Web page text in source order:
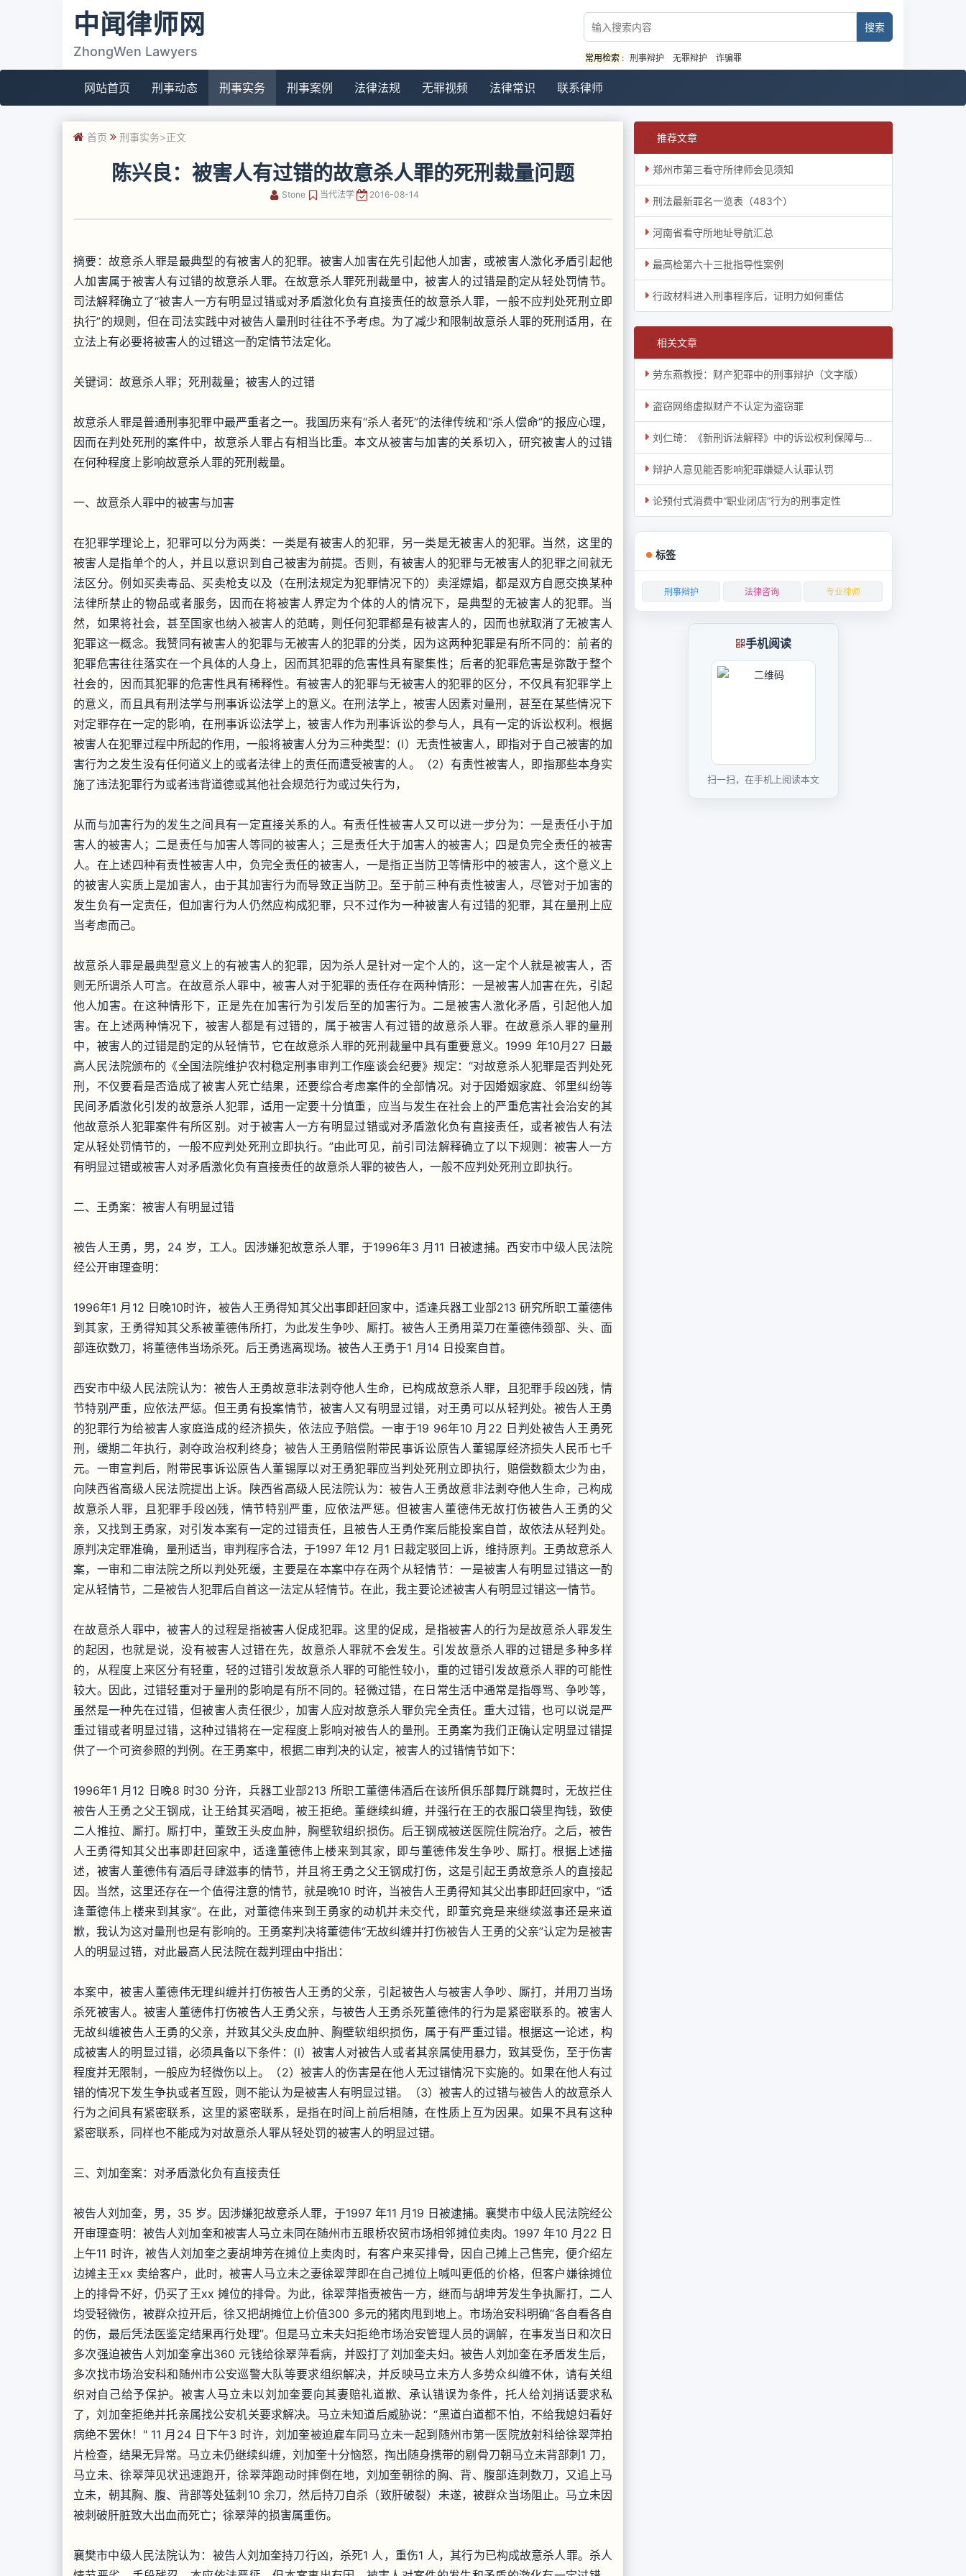
中闻律师网
ZhongWen Lawyers 常用检索 : 刑事辩护 无罪辩护 诈骗罪
网站首页 刑事动态 刑事实务 刑事案例 法律法规 无罪视频 法律常识 联系律师
首页 刑事实务>正文
陈兴良：被害人有过错的故意杀人罪的死刑裁量问题
Stone 当代法学 2016-08-14
摘要：故意杀人罪是最典型的有被害人的犯罪。被害人加害在先引起他人加害，或被害人激化矛盾引起他
人加害属于被害人有过错的故意杀人罪。在故意杀人罪死刑裁量中，被害人的过错是酌定从轻处罚情节。
司法解释确立了“被害人一方有明显过错或对矛盾激化负有直接责任的故意杀人罪，一般不应判处死刑立即
执行”的规则，但在司法实践中对被告人量刑时往往不予考虑。为了减少和限制故意杀人罪的死刑适用，在
立法上有必要将被害人的过错这一酌定情节法定化。
关键词：故意杀人罪；死刑裁量；被害人的过错
故意杀人罪是普通刑事犯罪中最严重者之一。我国历来有“杀人者死”的法律传统和“杀人偿命”的报应心理，
因而在判处死刑的案件中，故意杀人罪占有相当比重。本文从被害与加害的关系切入，研究被害人的过错
在何种程度上影响故意杀人罪的死刑裁量。
一、故意杀人罪中的被害与加害
在犯罪学理论上，犯罪可以分为两类：一类是有被害人的犯罪，另一类是无被害人的犯罪。当然，这里的
被害人是指单个的人，并且以意识到自己被害为前提。否则，有被害人的犯罪与无被害人的犯罪之间就无
法区分。例如买卖毒品、买卖枪支以及（在刑法规定为犯罪情况下的）卖淫嫖娼，都是双方自愿交换某种
法律所禁止的物品或者服务，因而在将被害人界定为个体的人的情况下，是典型的无被害人的犯罪。当
然，如果将社会，甚至国家也纳入被害人的范畴，则任何犯罪都是有被害人的，因而也就取消了无被害人
犯罪这一概念。我赞同有被害人的犯罪与无被害人的犯罪的分类，因为这两种犯罪是有所不同的：前者的
犯罪危害往往落实在一个具体的人身上，因而其犯罪的危害性具有聚集性；后者的犯罪危害是弥散于整个
社会的，因而其犯罪的危害性具有稀释性。有被害人的犯罪与无被害人的犯罪的区分，不仅具有犯罪学上
的意义，而且具有刑法学与刑事诉讼法学上的意义。在刑法学上，被害人因素对量刑，甚至在某些情况下
对定罪存在一定的影响，在刑事诉讼法学上，被害人作为刑事诉讼的参与人，具有一定的诉讼权利。根据
被害人在犯罪过程中所起的作用，一般将被害人分为三种类型：(l）无责性被害人，即指对于自己被害的加
害行为之发生没有任何道义上的或者法律上的责任而遭受被害的人。（2）有责性被害人，即指那些本身实
施了违法犯罪行为或者违背道德或其他社会规范行为或过失行为，
从而与加害行为的发生之间具有一定直接关系的人。有责任性被害人又可以进一步分为：一是责任小于加
害人的被害人；二是责任与加害人等同的被害人；三是责任大于加害人的被害人；四是负完全责任的被害
人。在上述四种有责性被害人中，负完全责任的被害人，一是指正当防卫等情形中的被害人，这个意义上
的被害人实质上是加害人，由于其加害行为而导致正当防卫。至于前三种有责性被害人，尽管对于加害的
发生负有一定责任，但加害行为人仍然应构成犯罪，只不过作为一种被害人有过错的犯罪，其在量刑上应
当考虑而己。
故意杀人罪是最典型意义上的有被害人的犯罪，因为杀人是针对一定个人的，这一定个人就是被害人，否
则无所谓杀人可言。在故意杀人罪中，被害人对于犯罪的责任存在两种情形：一是被害人加害在先，引起
他人加害。在这种情形下，正是先在加害行为引发后至的加害行为。二是被害人激化矛盾，引起他人加
害。在上述两种情况下，被害人都是有过错的，属于被害人有过错的故意杀人罪。在故意杀人罪的量刑
中，被害人的过错是酌定的从轻情节，它在故意杀人罪的死刑裁量中具有重要意义。1999 年10月27 日最
高人民法院颁布的《全国法院维护农村稳定刑事审判工作座谈会纪要》规定：“对故意杀人犯罪是否判处死
刑，不仅要看是否造成了被害人死亡结果，还要综合考虑案件的全部情况。对于因婚姻家庭、邻里纠纷等
民间矛盾激化引发的故意杀人犯罪，适用一定要十分慎重，应当与发生在社会上的严重危害社会治安的其
他故意杀人犯罪案件有所区别。对于被害人一方有明显过错或对矛盾激化负有直接责任，或者被告人有法
定从轻处罚情节的，一般不应判处死刑立即执行。”由此可见，前引司法解释确立了以下规则：被害人一方
有明显过错或被害人对矛盾激化负有直接责任的故意杀人罪的被告人，一般不应判处死刑立即执行。
二、王勇案：被害人有明显过错
被告人王勇，男，24 岁，工人。因涉嫌犯故意杀人罪，于1996年3 月11 日被逮捕。西安市中级人民法院
经公开审理查明：
1996年1 月12 日晚10时许，被告人王勇得知其父出事即赶回家中，适逢兵器工业部213 研究所职工董德伟
到其家，王勇得知其父系被董德伟所打，为此发生争吵、厮打。被告人王勇用菜刀在董德伟颈部、头、面
部连砍数刀，将董德伟当场杀死。后王勇逃离现场。被告人王勇于1 月14 日投案自首。
西安市中级人民法院认为：被告人王勇故意非法剥夺他人生命，已构成故意杀人罪，且犯罪手段凶残，情
节特别严重，应依法严惩。但王勇有投案情节，被害人又有明显过错，对王勇可以从轻判处。被告人王勇
的犯罪行为给被害人家庭造成的经济损失，依法应予赔偿。一审于19 96年10 月22 日判处被告人王勇死
刑，缓期二年执行，剥夺政治权利终身；被告人王勇赔偿附带民事诉讼原告人董锡厚经济损失人民币七千
元。一审宣判后，附带民事诉讼原告人董锡厚以对王勇犯罪应当判处死刑立即执行，赔偿数额太少为由，
向陕西省高级人民法院提出上诉。陕西省高级人民法院认为：被告人王勇故意非法剥夺他人生命，己构成
故意杀人罪，且犯罪手段凶残，情节特别严重，应依法严惩。但被害人董德伟无故打伤被告人王勇的父
亲，又找到王勇家，对引发本案有一定的过错责任，且被告人王勇作案后能投案自首，故依法从轻判处。
原判决定罪准确，量刑适当，审判程序合法，于1997 年12 月1 日裁定驳回上诉，维持原判。王勇故意杀人
案，一审和二审法院之所以判处死缓，主要是在本案中存在两个从轻情节：一是被害人有明显过错这一酌
定从轻情节，二是被告人犯罪后自首这一法定从轻情节。在此，我主要论述被害人有明显过错这一情节。
在故意杀人罪中，被害人的过程是指被害人促成犯罪。这里的促成，是指被害人的行为是故意杀人罪发生
的起因，也就是说，没有被害人过错在先，故意杀人罪就不会发生。引发故意杀人罪的过错是多种多样
的，从程度上来区分有轻重，轻的过错引发故意杀人罪的可能性较小，重的过错引发故意杀人罪的可能性
较大。因此，过错轻重对于量刑的影响是有所不同的。轻微过错，在日常生活中通常是指辱骂、争吵等，
虽然是一种先在过错，但被害人责任很少，加害人应对故意杀人罪负完全责任。重大过错，也可以说是严
重过错或者明显过错，这种过错将在一定程度上影响对被告人的量刑。王勇案为我们正确认定明显过错提
供了一个可资参照的判例。在王勇案中，根据二审判决的认定，被害人的过错情节如下：
1996年1 月12 日晚8 时30 分许，兵器工业部213 所职工董德伟酒后在该所俱乐部舞厅跳舞时，无故拦住
被告人王勇之父王钢成，让王给其买酒喝，被王拒绝。董继续纠缠，并强行在王的衣服口袋里掏钱，致使
二人推拉、厮打。厮打中，董致王头皮血肿，胸壁软组织损伤。后王钢成被送医院住院治疗。之后，被告
人王勇得知其父出事即赶回家中，适逢董德伟上楼来到其家，即与董德伟发生争吵、厮打。根据上述描
述，被害人董德伟有酒后寻肆滋事的情节，并且将王勇之父王钢成打伤，这是引起王勇故意杀人的直接起
因。当然，这里还存在一个值得注意的情节，就是晚10 时许，当被告人王勇得知其父出事即赶回家中，“适
逢董德伟上楼来到其家”。在此，对董德伟来到王勇家的动机并未交代，即董究竟是来继续滋事还是来道
歉，我认为这对量刑也是有影响的。王勇案判决将董德伟“无故纠缠并打伤被告人王勇的父亲”认定为是被害
人的明显过错，对此最高人民法院在裁判理由中指出：
本案中，被害人董德伟无理纠缠并打伤被告人王勇的父亲，引起被告人与被害人争吵、厮打，并用刀当场
杀死被害人。被害人董德伟打伤被告人王勇父亲，与被告人王勇杀死董德伟的行为是紧密联系的。被害人
无故纠缠被告人王勇的父亲，并致其父头皮血肿、胸壁软组织损伤，属于有严重过错。根据这一论述，构
成被害人的明显过错，必须具备以下条件：(l）被害人对被告人或者其亲属使用暴力，致其受伤，至于伤害
程度并无限制，一般应为轻微伤以上。（2）被害人的伤害是在他人无过错情况下实施的。如果在他人有过
错的情况下发生争执或者互殴，则不能认为是被害人有明显过错。（3）被害人的过错与被告人的故意杀人
行为之间具有紧密联系，这里的紧密联系，是指在时间上前后相随，在性质上互为因果。如果不具有这种
紧密联系，同样也不能成为对故意杀人罪从轻处罚的被害人的明显过错。
三、刘加奎案：对矛盾激化负有直接责任
被告人刘加奎，男，35 岁。因涉嫌犯故意杀人罪，于1997 年11 月19 日被逮捕。襄樊市中级人民法院经公
开审理查明：被告人刘加奎和被害人马立未同在随州市五眼桥农贸市场相邻摊位卖肉。1997 年10 月22 日
上午11 时许，被告人刘加奎之妻胡坤芳在摊位上卖肉时，有客户来买排骨，因自己摊上己售完，便介绍左
边摊主王xx 卖给客户，此时，被害人马立未之妻徐翠萍即在自己摊位上喊叫更低的价格，但客户嫌徐摊位
上的排骨不好，仍买了王xx 摊位的排骨。为此，徐翠萍指责被告一方，继而与胡坤芳发生争执厮打，二人
均受轻微伤，被群众拉开后，徐又把胡摊位上价值300 多元的猪肉甩到地上。市场治安科明确“各自看各自
的伤，最后凭法医鉴定结果再行处理”。但是马立未夫妇拒绝市场治安管理人员的调解，在事发当日和次日
多次强迫被告人刘加奎拿出360 元钱给徐翠萍看病，并殴打了刘加奎夫妇。被告人刘加奎在矛盾发生后，
多次找市场治安科和随州市公安巡警大队等要求组织解决，并反映马立未方人多势众纠缠不休，请有关组
织对自己给予保护。被害人马立未以刘加奎要向其妻赔礼道歉、承认错误为条件，托人给刘捎话要求私
了，刘加奎拒绝并托亲属找公安机关要求解决。马立未知道后威胁说：“黑道白道都不怕，不给我媳妇看好
病绝不罢休！" 11 月24 日下午3 时许，刘加奎被迫雇车同马立未一起到随州市第一医院放射科给徐翠萍拍
片检查，结果无异常。马立未仍继续纠缠，刘加奎十分恼怒，掏出随身携带的剔骨刀朝马立未背部刺1 刀，
马立未、徐翠萍见状迅速跑开，徐翠萍跑动时摔倒在地，刘加奎朝徐的胸、背、腹部连刺数刀，又追上马
立未，朝其胸、腹、背部等处猛刺10 余刀，然后持刀自杀（致肝破裂）未遂，被群众当场阻止。马立未因
被刺破肝脏致大出血而死亡；徐翠萍的损害属重伤。
襄樊市中级人民法院认为：被告人刘加奎持刀行凶，杀死1 人，重伤1 人，其行为已构成故意杀人罪。杀人
推荐文章
郑州市第三看守所律师会见须知
刑法最新罪名一览表（483个）
河南省看守所地址导航汇总
最高检第六十三批指导性案例
行政材料进入刑事程序后，证明力如何重估
相关文章
劳东燕教授：财产犯罪中的刑事辩护（文字版）
盗窃网络虚拟财产不认定为盗窃罪
刘仁琦：《新刑诉法解释》中的诉讼权利保障与有效辩护
辩护人意见能否影响犯罪嫌疑人认罪认罚
论预付式消费中“职业闭店”行为的刑事定性
标签
刑事辩护 法律咨询 专业律师
手机阅读
扫一扫，在手机上阅读本文